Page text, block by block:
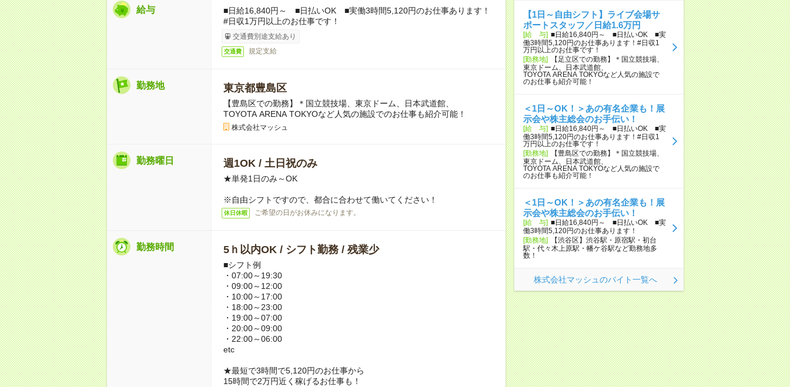
給与
■日給16,840円～ ■日払いOK ■実働3時間5,120円のお仕事あります！
#日収1万円以上のお仕事です！
交通費別途支給あり
交通費 規定支給
勤務地 東京都豊島区
【豊島区での勤務】＊国立競技場、東京ドーム、日本武道館、
TOYOTA ARENA TOKYOなど人気の施設でのお仕事も紹介可能！
株式会社マッシュ
勤務曜日 週1OK / 土日祝のみ
★単発1日のみ～OK
※自由シフトですので、都合に合わせて働いてください！
休日休暇 ご希望の日がお休みになります。
勤務時間 5ｈ以内OK / シフト勤務 / 残業少
■シフト例
・07:00～19:30
・09:00～12:00
・10:00～17:00
・18:00～23:00
・19:00～07:00
・20:00～09:00
・22:00～06:00
etc
★最短で3時間で5,120円のお仕事から
15時間で2万円近く稼げるお仕事も！
【1日～自由シフト】ライブ会場サ
ポートスタッフ／日給1.6万円
[給 与] ■日給16,840円～ ■日払いOK ■実
働3時間5,120円のお仕事あります！#日収1
万円以上のお仕事です！
[勤務地]
【足立区での勤務】＊国立競技場、
東京ドーム、日本武道館、
TOYOTA ARENA TOKYOなど人気の施設で
のお仕事も紹介可能！
＜1日～OK！＞あの有名企業も！展
示会や株主総会のお手伝い！
[給 与] ■日給16,840円～ ■日払いOK ■実
働3時間5,120円のお仕事あります！#日収1
万円以上のお仕事です！
[勤務地]
【豊島区での勤務】＊国立競技場、
東京ドーム、日本武道館、
TOYOTA ARENA TOKYOなど人気の施設で
のお仕事も紹介可能！
＜1日～OK！＞あの有名企業も！展
示会や株主総会のお手伝い！
[給 与] ■日給16,840円～ ■日払いOK ■実
働3時間5,120円のお仕事あります！
[勤務地]
【渋谷区】渋谷駅・原宿駅・初台
駅・代々木上原駅・幡ケ谷駅など勤務地多
数！
株式会社マッシュのバイト一覧へ